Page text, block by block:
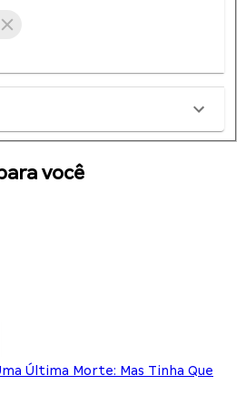
você
Última Morte: Mas Tinha Que